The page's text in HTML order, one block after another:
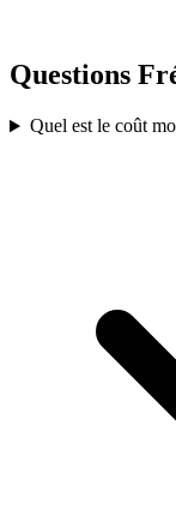
Questions
Quel est le coût